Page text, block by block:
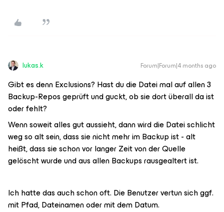
lukas.k Forum|Forum|4 months ago
Gibt es denn Exclusions? Hast du die Datei mal auf allen 3
Backup-Repos geprüft und guckt, ob sie dort überall da ist
oder fehlt?
Wenn soweit alles gut aussieht, dann wird die Datei schlicht
weg so alt sein, dass sie nicht mehr im Backup ist - alt
heißt, dass sie schon vor langer Zeit von der Quelle
gelöscht wurde und aus allen Backups rausgealtert ist.
Ich hatte das auch schon oft. Die Benutzer vertun sich ggf.
mit Pfad, Dateinamen oder mit dem Datum.